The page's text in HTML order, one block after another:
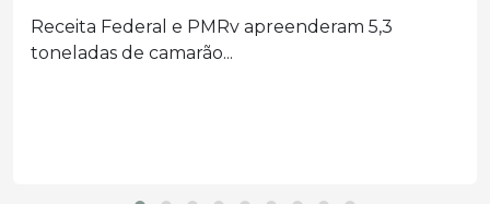
em SC
Carreta transportava celulares, smartwatches e